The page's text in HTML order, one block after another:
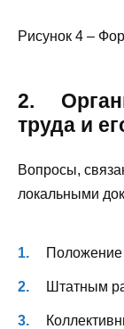
Рисунок 4 –
2.
труда и
Вопросы,
локальными
Положение
Штатным